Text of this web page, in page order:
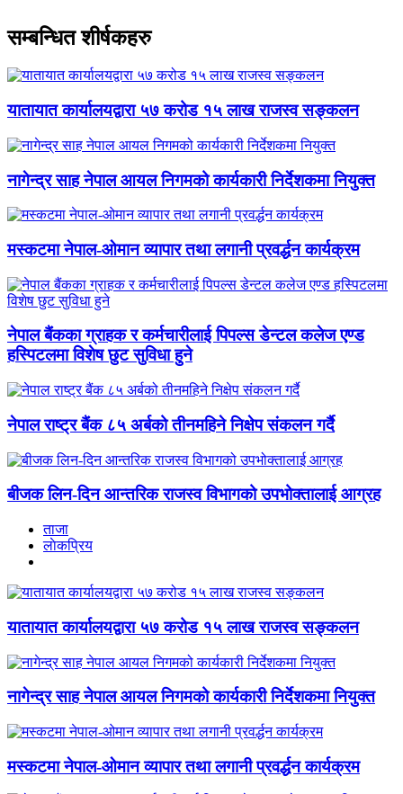
सम्बन्धित शीर्षकहरु
यातायात कार्यालयद्वारा ५७ करोड १५ लाख राजस्व सङ्कलन
नागेन्द्र साह नेपाल आयल निगमको कार्यकारी निर्देशकमा नियुक्त
मस्कटमा नेपाल-ओमान व्यापार तथा लगानी प्रवर्द्धन कार्यक्रम
नेपाल बैंकका ग्राहक र कर्मचारीलाई पिपल्स डेन्टल कलेज एण्ड
हस्पिटलमा विशेष छुट सुविधा हुने
नेपाल राष्ट्र बैंक ८५ अर्बको तीनमहिने निक्षेप संकलन गर्दै
बीजक लिन-दिन आन्तरिक राजस्व विभागको उपभोक्तालाई आग्रह
ताजा
लाेकप्रिय
यातायात कार्यालयद्वारा ५७ करोड १५ लाख राजस्व सङ्कलन
नागेन्द्र साह नेपाल आयल निगमको कार्यकारी निर्देशकमा नियुक्त
मस्कटमा नेपाल-ओमान व्यापार तथा लगानी प्रवर्द्धन कार्यक्रम